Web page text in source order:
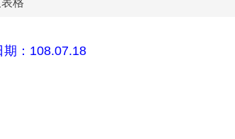
格
期：108.07.18